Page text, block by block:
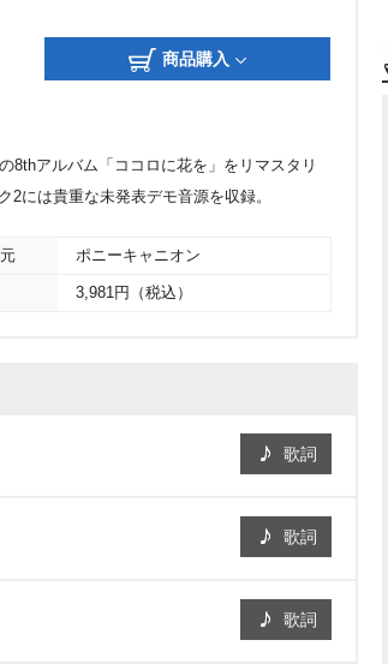
商品購入
8thアルバム「ココロに花を」をリマスタリ
には貴重な未発表デモ音源を収録。
ポニーキャニオン
3,981円（税込）
歌詞
歌詞
歌詞